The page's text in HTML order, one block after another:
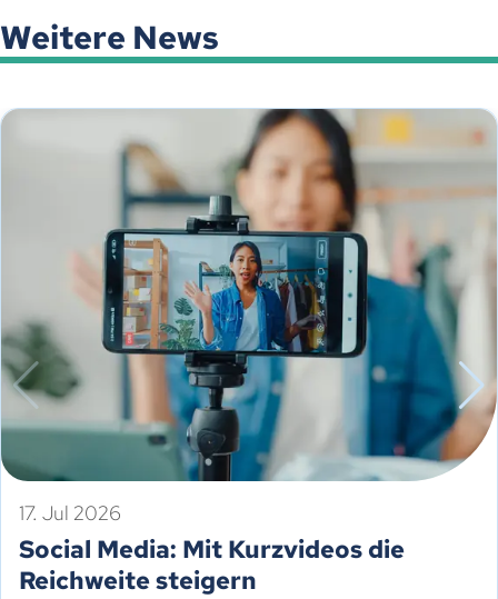
Weitere News
17. Jul 2026
Social Media: Mit Kurzvideos die
Reichweite steigern